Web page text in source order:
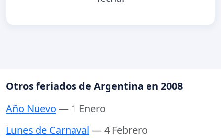
Otros feriados de Argentina en 2008
Año Nuevo — 1 Enero
Lunes de Carnaval — 4 Febrero